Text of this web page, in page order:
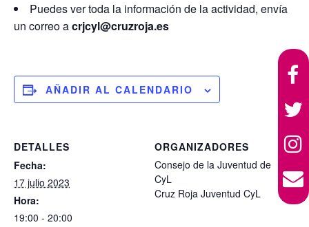
Puedes ver toda la información de la actividad, envía
un correo acrjcyl@cruzroja.es
AÑADIR AL CALENDARIO
DETALLES
Fecha:
17 julio 2023
Hora:
19:00 - 20:00
ORGANIZADORES
Consejo de la Juventud de
CyL
Cruz Roja Juventud CyL